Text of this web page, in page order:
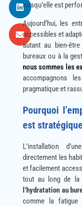
lorsqu’elle est
Aujourd’hui, les
accessibles et
autant au bien-
bureaux ou à la
nous sommes les
accompagnons
pragmatique et
Pourquoi
est
L’installation
directement les
et facilement
tout au long de la
l’hydratation au
comme la